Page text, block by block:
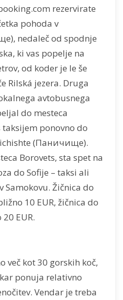
rezervirate
pohoda v
nedaleč od spodnje
ki vas popelje na
od koder je le še
Rilská jezera. Druga
avtobusnega
do mesteca
taksijem ponovno do
(Паничище).
Borovets, sta spet na
do Sofije – taksi ali
Samokovu. Žičnica do
10 EUR, žičnica do
EUR.
več kot 30 gorskih koč,
ponuja relativno
Vendar je treba